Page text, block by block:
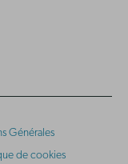
Générales
de cookies